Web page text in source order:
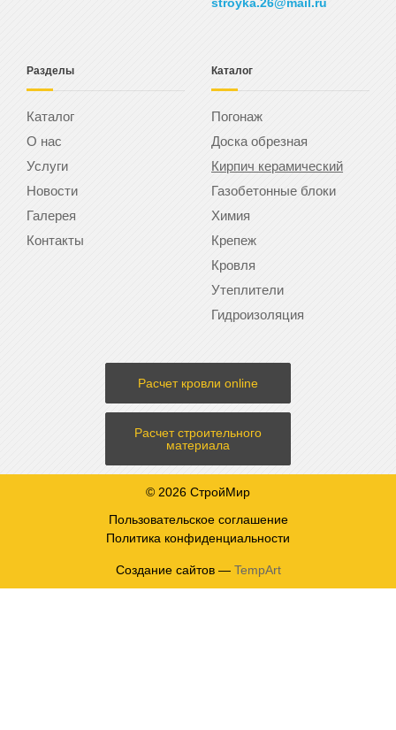
Разделы
Каталог
О нас
Услуги
Новости
Галерея
Контакты
Каталог
Погонаж
Доска обрезная
Кирпич керамический
Газобетонные блоки
Химия
Крепеж
Кровля
Утеплители
Гидроизоляция
Расчет кровли online
Расчет строительного
материала
© 2026 СтройМир
Пользовательское соглашение
Политика конфиденциальности
Создание сайтов — TempArt